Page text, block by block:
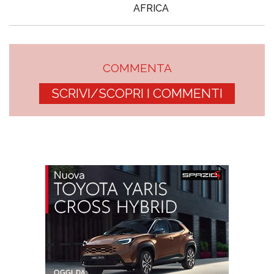
AFRICA
COMMENTA
SCRIVI/SCOPRI I COMMENTI